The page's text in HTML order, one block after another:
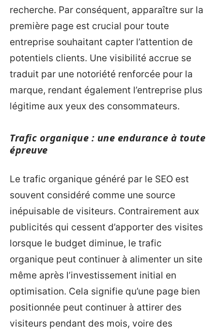
recherche. Par conséquent, apparaître sur la
première page est crucial pour toute
entreprise souhaitant capter l’attention de
potentiels clients. Une visibilité accrue se
traduit par une notoriété renforcée pour la
marque, rendant également l’entreprise plus
légitime aux yeux des consommateurs.
Trafic organique : une endurance à toute
épreuve
Le trafic organique généré par le SEO est
souvent considéré comme une source
inépuisable de visiteurs. Contrairement aux
publicités qui cessent d’apporter des visites
lorsque le budget diminue, le trafic
organique peut continuer à alimenter un site
même après l’investissement initial en
optimisation. Cela signifie qu’une page bien
positionnée peut continuer à attirer des
visiteurs pendant des mois, voire des